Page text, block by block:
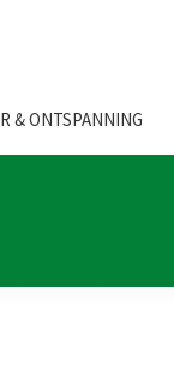
& ONTSPANNING